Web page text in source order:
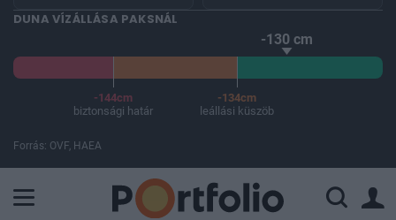
DUNA VÍZÁLLÁSA PAKSNÁL
-130 cm
-144cm
biztonsági határ
-134cm
leállási küszöb
Forrás: OVF, HAEA